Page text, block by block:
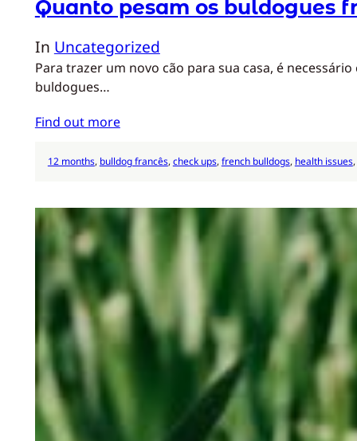
Quanto pesam os buldogues
In Uncategorized
Para trazer um novo cão para sua casa, é
buldogues…
Find out more
12 months, bulldog francês, check ups, french bulldogs, health issues,